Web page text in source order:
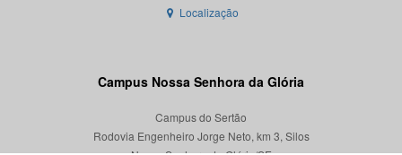
Localização
Campus Nossa Senhora da Glória
Campus do Sertão
Rodovia Engenheiro Jorge Neto, km 3, Silos